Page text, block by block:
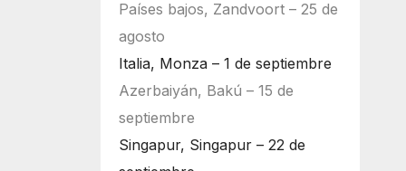
Países bajos, Zandvoort – 25 de
agosto
Italia, Monza – 1 de septiembre
Azerbaiyán, Bakú – 15 de
septiembre
Singapur, Singapur – 22 de